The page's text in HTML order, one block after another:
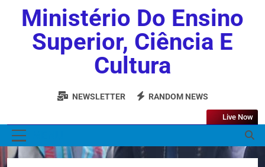
Ministério Do Ensino
Superior, Ciência E
Cultura
NEWSLETTER RANDOM NEWS
Live Now